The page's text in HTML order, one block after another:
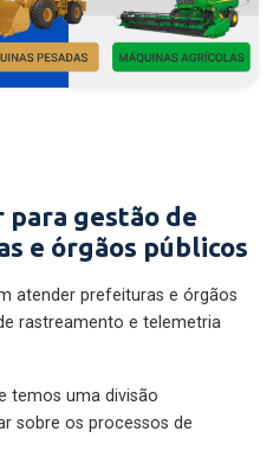
para gestão de
e órgãos públicos
atender prefeituras e órgãos
rastreamento e telemetria
temos uma divisão
sobre os processos de